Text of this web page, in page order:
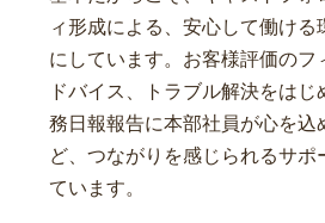
ィ形成による、安心して働ける
にしています。お客様評価のフ
ドバイス、トラブル解決をはじ
務日報報告に本部社員が心を込
ど、つながりを感じられるサポ
ています。